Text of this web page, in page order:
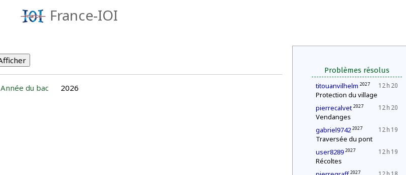
France-IOI
Problèmes résolus
12 h 20
titouanvilhelm 2027
Protection du village
12 h 20
pierrecalvet 2027
Vendanges
12 h 19
gabriel9742 2027
Traversée du pont
12 h 19
user8289 2027
Récoltes
2027
Année du bac 2026